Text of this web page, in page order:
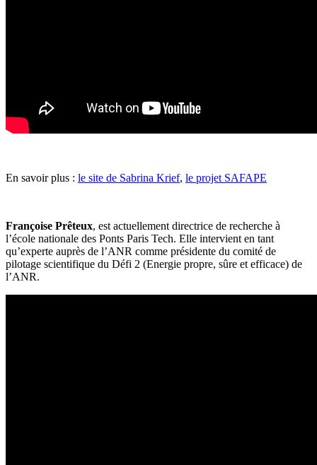
En savoir plus : le site de Sabrina Krief, le projet SAFAPE
Françoise Prêteux, est actuellement directrice de recherche à
l’école nationale des Ponts Paris Tech. Elle intervient en tant
qu’experte auprès de l’ANR comme présidente du comité de
pilotage scientifique du Défi 2 (Energie propre, sûre et efficace) de
l’ANR.